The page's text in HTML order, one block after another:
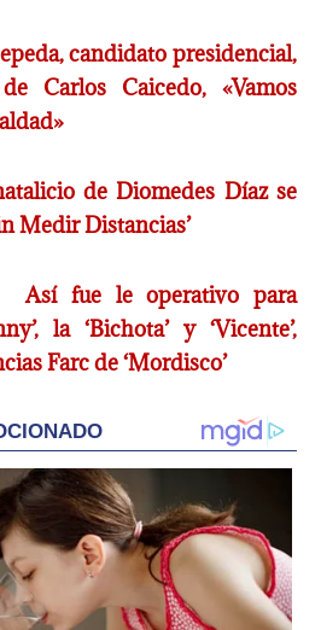
candidato presidencial,
Carlos Caicedo, «Vamos
de Diomedes Díaz se
Medir Distancias’
Así fue le operativo para
la ‘Bichota’ y ‘Vicente’,
Farc de ‘Mordisco’